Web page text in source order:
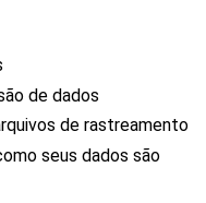
de dados
de rastreamento
seus dados são